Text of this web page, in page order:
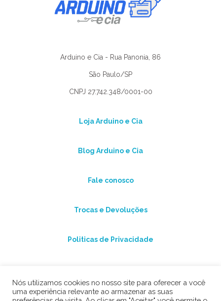
Arduino e Cia - Rua Panonia, 86
São Paulo/SP
CNPJ 27.742.348/0001-00
Loja Arduino e Cia
Blog Arduino e Cia
Fale conosco
Trocas e Devoluções
Politicas de Privacidade
Nós utilizamos cookies no nosso site para oferecer a você
uma experiência relevante ao armazenar as suas